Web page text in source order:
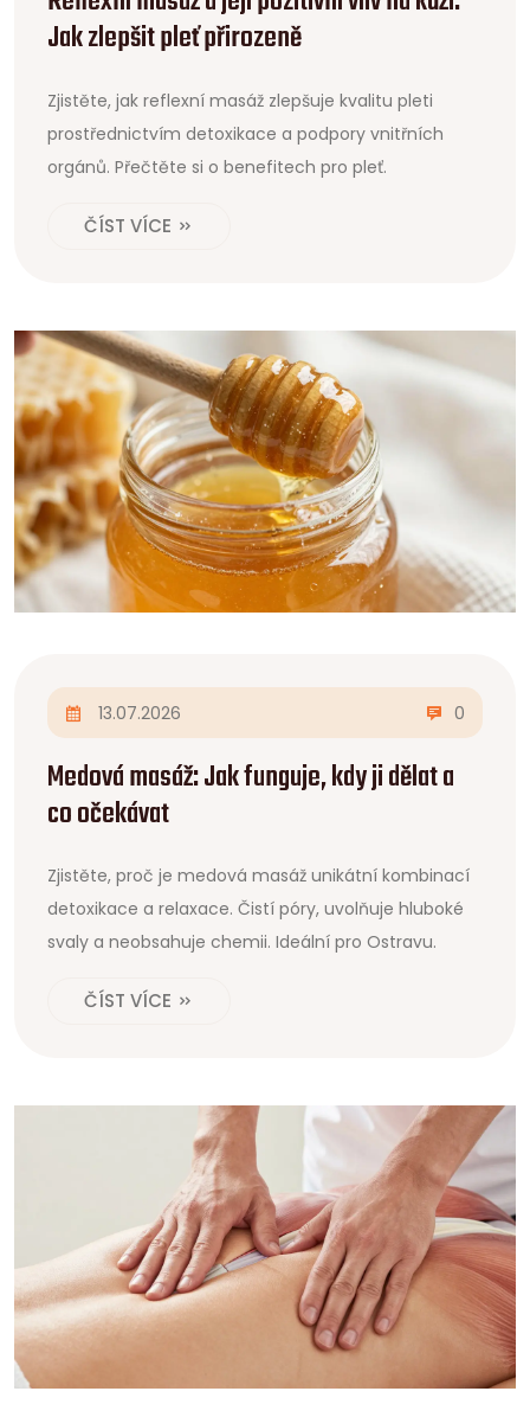
Jak zlepšit pleť přirozeně
Zjistěte, jak reflexní masáž zlepšuje kvalitu pleti
prostřednictvím detoxikace a podpory vnitřních
orgánů. Přečtěte si o benefitech pro pleť.
ČÍST VÍCE
13.07.2026 0
Medová masáž: Jak funguje, kdy ji dělat a
co očekávat
Zjistěte, proč je medová masáž unikátní kombinací
detoxikace a relaxace. Čistí póry, uvolňuje hluboké
svaly a neobsahuje chemii. Ideální pro Ostravu.
ČÍST VÍCE